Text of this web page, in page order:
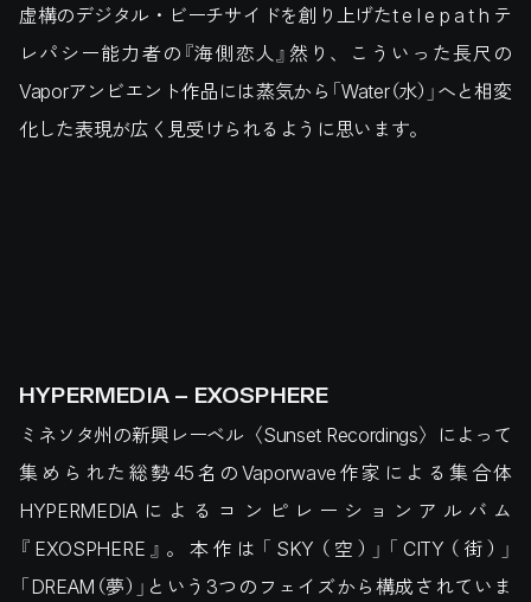
虚構のデジタル・ビーチサイドを創り上げたt e l e p a t h テ
レパシー能力者の『海側恋人』然り、こういった長尺の
Vaporアンビエント作品には蒸気から「Water（水）」へと相変
化した表現が広く見受けられるように思います。
HYPERMEDIA – EXOSPHERE
ミネソタ州の新興レーベル〈Sunset Recordings〉によって
集められた総勢45名のVaporwave作家による集合体
HYPERMEDIAによるコンピレーションアルバム
『EXOSPHERE』。本作は「SKY（空）」「CITY（街）」
「DREAM（夢）」という3つのフェイズから構成されていま